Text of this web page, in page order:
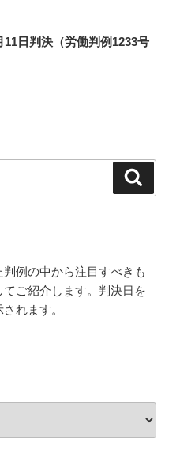
11日判決（労働判例1233号
例の中から注目すべきも
ご紹介します。判決日を
れます。